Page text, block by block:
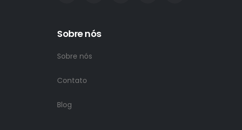
Sobre nós
Sobre nós
Contato
Blog